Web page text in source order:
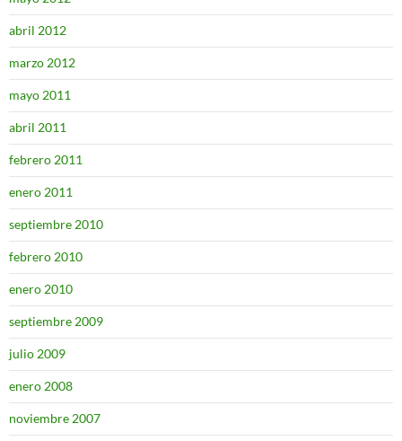
abril 2012
marzo 2012
mayo 2011
abril 2011
febrero 2011
enero 2011
septiembre 2010
febrero 2010
enero 2010
septiembre 2009
julio 2009
enero 2008
noviembre 2007